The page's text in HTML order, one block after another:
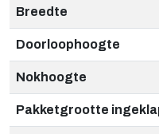
Breedte
Doorloophoogte
Nokhoogte
Pakketgrootte